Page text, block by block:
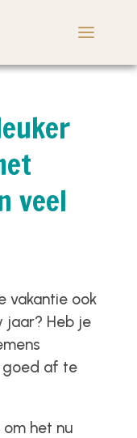
veel
vakantie ook
jaar? Heb je
goed af te
het nu